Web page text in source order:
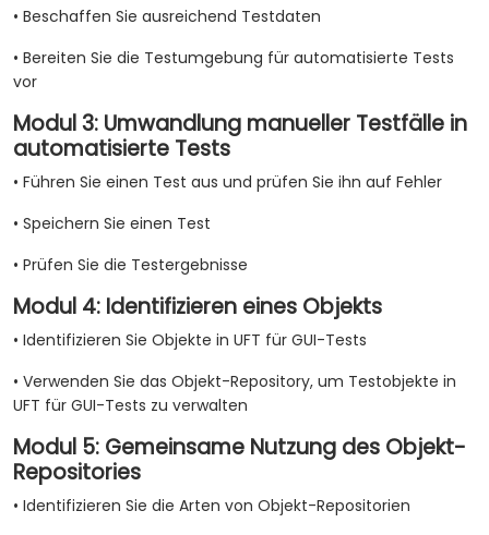
• Beschaffen Sie ausreichend Testdaten
• Bereiten Sie die Testumgebung für automatisierte Tests
vor
Modul 3: Umwandlung manueller Testfälle in
automatisierte Tests
• Führen Sie einen Test aus und prüfen Sie ihn auf Fehler
• Speichern Sie einen Test
• Prüfen Sie die Testergebnisse
Modul 4: Identifizieren eines Objekts
• Identifizieren Sie Objekte in UFT für GUI-Tests
• Verwenden Sie das Objekt-Repository, um Testobjekte in
UFT für GUI-Tests zu verwalten
Modul 5: Gemeinsame Nutzung des Objekt-
Repositories
• Identifizieren Sie die Arten von Objekt-Repositorien